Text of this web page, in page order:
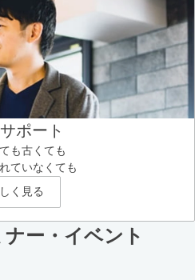
ポート
も古くても
ていなくても
く見る
ー・イベント